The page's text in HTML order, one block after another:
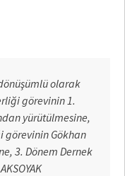
olarak
görevinin 1.
yürütülmesine,
görevinin Gökhan
3. Dönem Dernek